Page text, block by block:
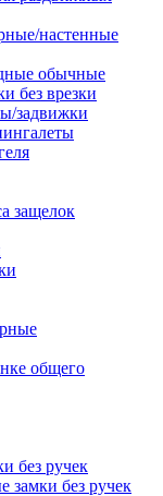
настенные
обычные
без врезки
задвижки
защелок
общего
без ручек
замки без ручек